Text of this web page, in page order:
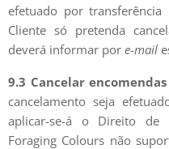
efetuado por
Cliente só pretenda
deverá informar por e-mail
9.3 Cancelar
cancelamento seja
aplicar-se-á o Direito de
Foraging Colours não